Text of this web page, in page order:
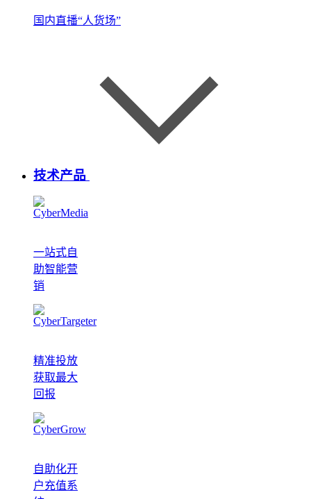
国内直播“人货场”
技术产品
一站式自
助智能营
销
精准投放
获取最大
回报
自助化开
户充值系